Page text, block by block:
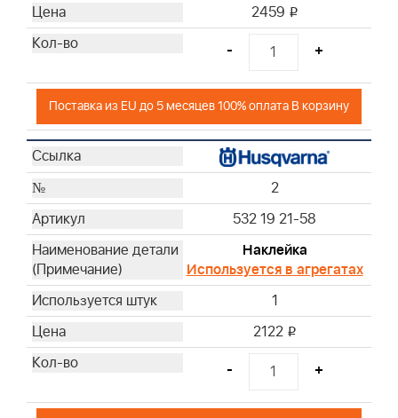
2459 i
- +
Поставка из EU до 5 месяцев 100% оплата В корзину
2
532 19 21-58
Наклейка
Используется в агрегатах
1
2122 i
- +